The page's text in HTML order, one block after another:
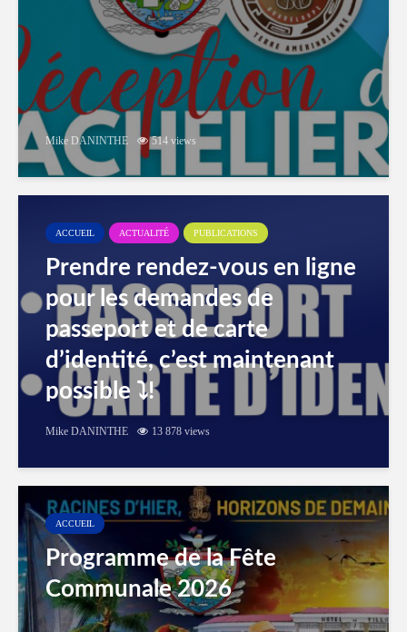
Mike DANINTHE 514 views
ACCUEIL ACTUALITÉ PUBLICATIONS
Prendre rendez-vous en ligne
pour les demandes de
passeport et de carte
d’identité, c’est maintenant
possible ⤵️!
Mike DANINTHE 13 878 views
ACCUEIL
Programme de la Fête
Communale 2026